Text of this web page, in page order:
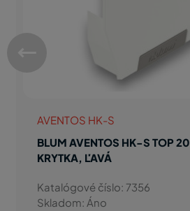
AVENTOS HK-S
BLUM AVENTOS HK-S TOP
KRYTKA, ĽAVÁ
Katalógové číslo: 7356
Skladom: Áno